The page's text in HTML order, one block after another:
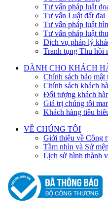
Tư vấn pháp luật
Tư vấn Luật đất đai
Tư vấn pháp luật
Tư vấn pháp luật
Dịch vụ pháp lý
Tranh tụng Thu hồi
DÀNH CHO KHÁCH
Chính sách bảo mật
Chính sách khách
Đối tượng khách
Giá trị chúng tôi
Khách hàng tiêu
VỀ CHÚNG TÔI
Giới thiệu về Công
Tầm nhìn và Sứ
Lịch sử hình thành